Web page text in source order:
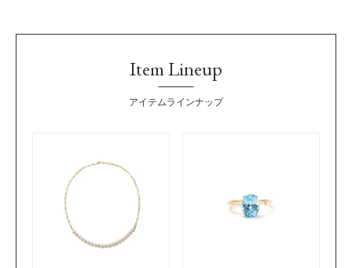
Item Lineup
アイテムラインナップ